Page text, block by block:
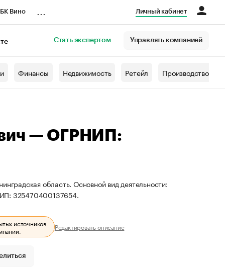
Вино Личный кабинет
Стать экспертом Управлять компанией
Финансы Недвижимость Ретейл Производство
— ОГРНИП:
область. Основной вид деятельности:
325470400137654.
источников.
Редактировать описание